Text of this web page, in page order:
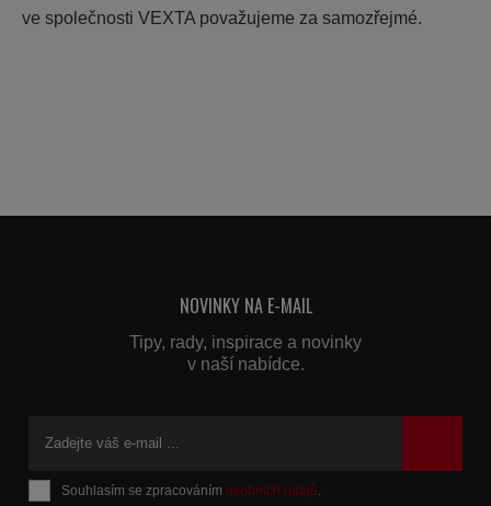
ve společnosti VEXTA považujeme za samozřejmé.
NOVINKY NA E-MAIL
Tipy, rady, inspirace a novinky
v naší nabídce.
Souhlasím se zpracovánímosobních údajů